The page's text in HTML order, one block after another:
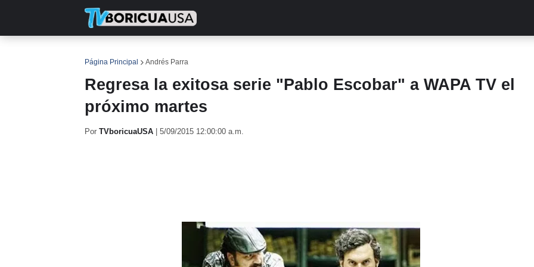
Página Principal Andrés Parra
Regresa la exitosa serie "Pablo Escobar" a WAPA TV el
próximo martes
Por TVboricuaUSA 5/09/2015 12:00:00 a.m.